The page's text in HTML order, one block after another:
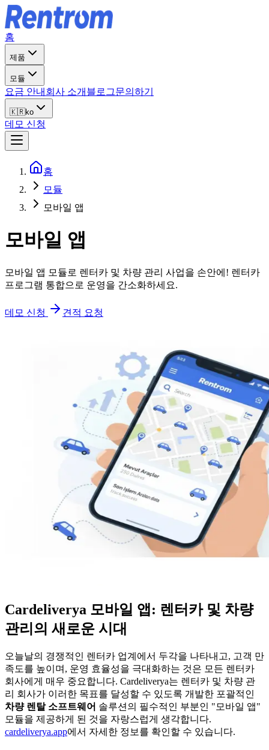
홈
제품
모듈
요금 안내 회사 소개 블로그문의하기
🇰🇷ko
데모 신청
홈
모듈
모바일 앱
모바일 앱
모바일 앱 모듈로 렌터카 및 차량 관리 사업을 손안에! 렌터카
프로그램 통합으로 운영을 간소화하세요.
데모 신청 견적 요청
Cardeliverya 모바일 앱: 렌터카 및 차량
관리의 새로운 시대
오늘날의 경쟁적인 렌터카 업계에서 두각을 나타내고, 고객 만
족도를 높이며, 운영 효율성을 극대화하는 것은 모든 렌터카
회사에게 매우 중요합니다. Cardeliverya는 렌터카 및 차량 관
리 회사가 이러한 목표를 달성할 수 있도록 개발한 포괄적인
차량 렌탈 소프트웨어 솔루션의 필수적인 부분인 "모바일 앱"
모듈을 제공하게 된 것을 자랑스럽게 생각합니다.
cardeliverya.app에서 자세한 정보를 확인할 수 있습니다.